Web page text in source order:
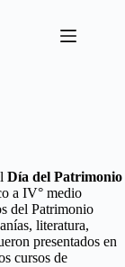
Día del Patrimonio
a IV° medio
del Patrimonio
literatura,
presentados en
cursos de